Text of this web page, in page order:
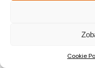
Cookie